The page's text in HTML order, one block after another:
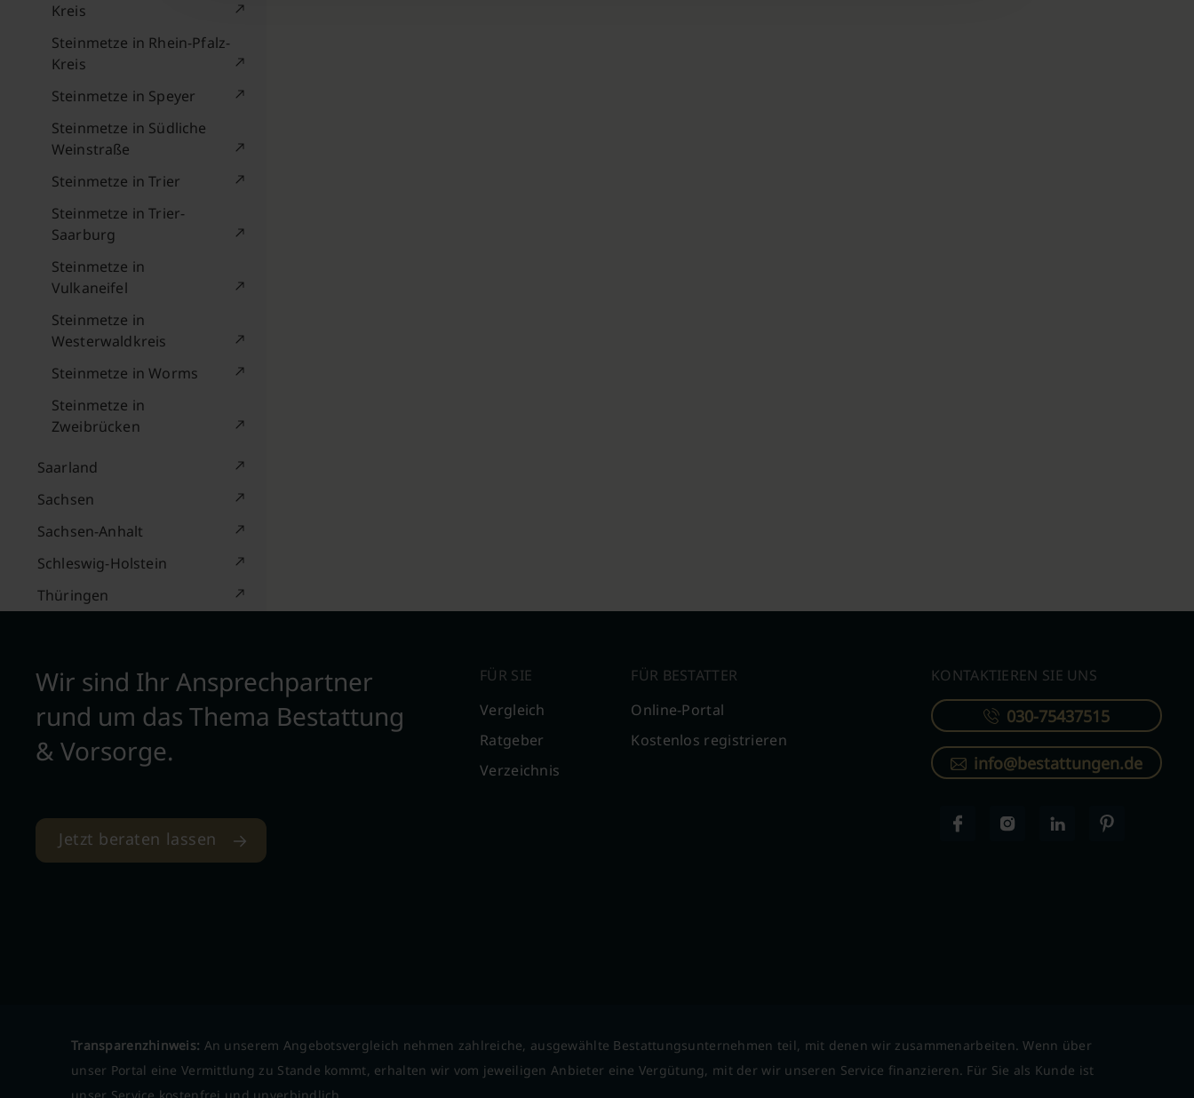
Kreis
Steinmetze in Rhein-Pfalz-
Kreis
Steinmetze in Speyer
Steinmetze in Südliche
Weinstraße
Steinmetze in Trier
Steinmetze in Trier-
Saarburg
Steinmetze in
Vulkaneifel
Steinmetze in
Westerwaldkreis
Steinmetze in Worms
Steinmetze in
Zweibrücken
Saarland
Sachsen
Sachsen-Anhalt
Schleswig-Holstein
Thüringen
Wir sind Ihr Ansprechpartner
rund um das Thema Bestattung
& Vorsorge.
Jetzt beraten lassen
FÜR SIE
Vergleich
Ratgeber
Verzeichnis
FÜR BESTATTER
Online-Portal
Kostenlos registrieren
KONTAKTIEREN SIE UNS
030-75437515
info@bestattungen.de
Transparenzhinweis: An unserem Angebotsvergleich nehmen zahlreiche, ausgewählte Bestattungsunternehmen teil, mit denen wir zusammenarbeiten. Wenn über
unser Portal eine Vermittlung zu Stande kommt, erhalten wir vom jeweiligen Anbieter eine Vergütung, mit der wir unseren Service finanzieren. Für Sie als Kunde ist